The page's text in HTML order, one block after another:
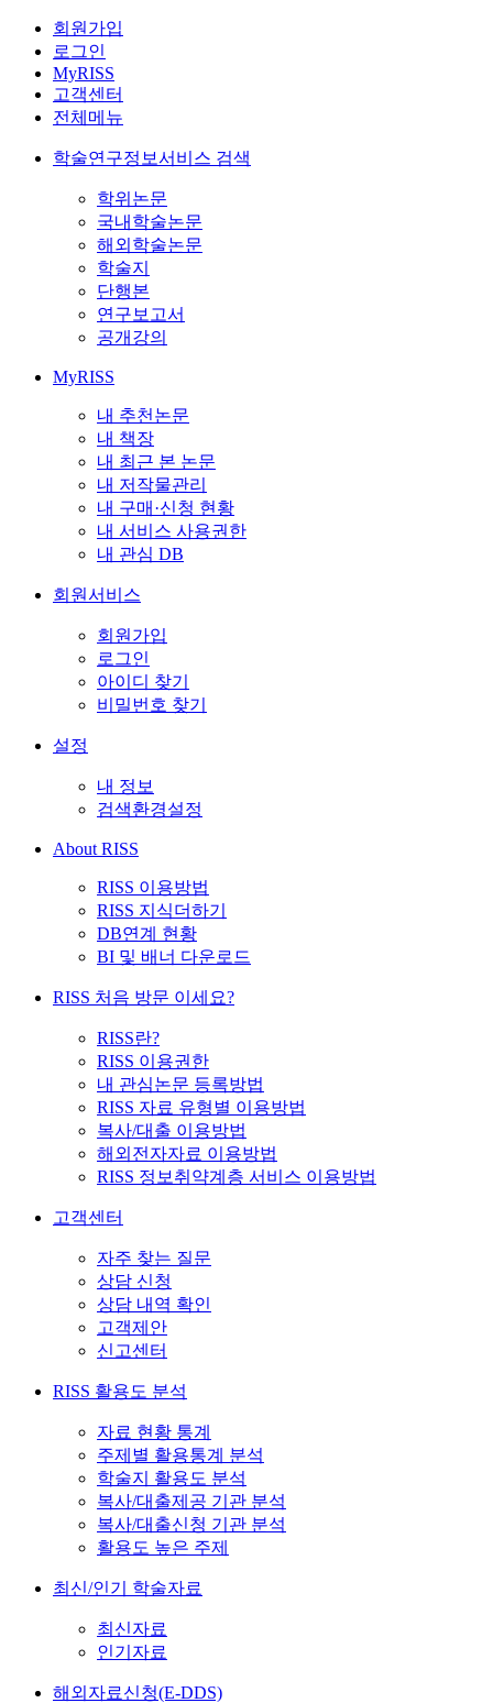
회원가입
로그인
MyRISS
고객센터
전체메뉴
학술연구정보서비스 검색
학위논문
국내학술논문
해외학술논문
학술지
단행본
연구보고서
공개강의
MyRISS
내 추천논문
내 책장
내 최근 본 논문
내 저작물관리
내 구매·신청 현황
내 서비스 사용권한
내 관심 DB
회원서비스
회원가입
로그인
아이디 찾기
비밀번호 찾기
설정
내 정보
검색환경설정
About RISS
RISS 이용방법
RISS 지식더하기
DB연계 현황
BI 및 배너 다운로드
RISS 처음 방문 이세요?
RISS란?
RISS 이용권한
내 관심논문 등록방법
RISS 자료 유형별 이용방법
복사/대출 이용방법
해외전자자료 이용방법
RISS 정보취약계층 서비스 이용방법
고객센터
자주 찾는 질문
상담 신청
상담 내역 확인
고객제안
신고센터
RISS 활용도 분석
자료 현황 통계
주제별 활용통계 분석
학술지 활용도 분석
복사/대출제공 기관 분석
복사/대출신청 기관 분석
활용도 높은 주제
최신/인기 학술자료
최신자료
인기자료
해외자료신청(E-DDS)